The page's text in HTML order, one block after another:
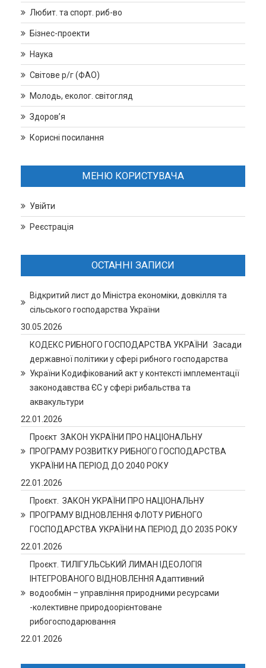
Любит. та спорт. риб-во
Бізнес-проекти
Наука
Світове р/г (ФАО)
Молодь, еколог. світогляд
Здоров’я
Корисні посилання
МЕНЮ КОРИСТУВАЧА
Увійти
Реєстрація
ОСТАННІ ЗАПИСИ
Відкритий лист до Міністра економіки, довкілля та
сільського господарства України
30.05.2026
КОДЕКС РИБНОГО ГОСПОДАРСТВА УКРАЇНИ Засади
державної політики у сфері рибного господарства
України Кодифікований акт у контексті імплементації
законодавства ЄС у сфері рибальства та
аквакультури
22.01.2026
Проєкт ЗАКОН УКРАЇНИ ПРО НАЦІОНАЛЬНУ
ПРОГРАМУ РОЗВИТКУ РИБНОГО ГОСПОДАРСТВА
УКРАЇНИ НА ПЕРІОД ДО 2040 РОКУ
22.01.2026
Проєкт. ЗАКОН УКРАЇНИ ПРО НАЦІОНАЛЬНУ
ПРОГРАМУ ВІДНОВЛЕННЯ ФЛОТУ РИБНОГО
ГОСПОДАРСТВА УКРАЇНИ НА ПЕРІОД ДО 2035 РОКУ
22.01.2026
Проєкт. ТИЛІГУЛЬСЬКИЙ ЛИМАН ІДЕОЛОГІЯ
ІНТЕГРОВАНОГО ВІДНОВЛЕННЯ Адаптивний
водообмін – управління природними ресурсами
-колективне природоорієнтоване
рибогосподарювання
22.01.2026